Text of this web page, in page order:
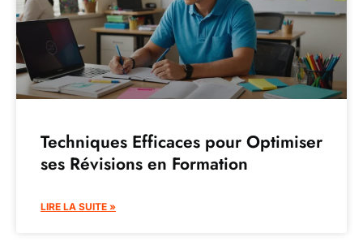
Techniques Efficaces pour Optimiser
ses Révisions en Formation
LIRE LA SUITE »